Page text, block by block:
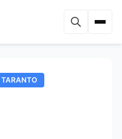
TARANTO